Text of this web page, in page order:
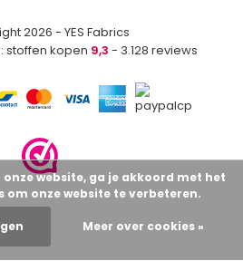
2026 - YES Fabrics
stoffen kopen 9,3 - 3.128 reviews
website, ga je akkoord met het
om onze website te verbeteren.
Meer over cookies »